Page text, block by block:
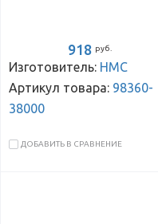
918 руб.
Изготовитель: HMC
Артикул товара: 98360-
38000
ДОБАВИТЬ В СРАВНЕНИЕ